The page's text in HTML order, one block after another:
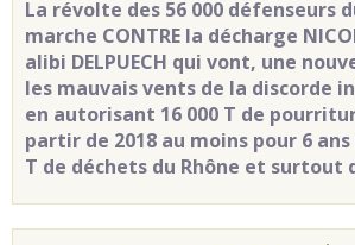
La révolte des 56 000 défenseurs
marche CONTRE la décharge
alibi DELPUECH qui vont, une
les mauvais vents de la discorde
en autorisant 16 000 T de
partir de 2018 au moins pour 6 ans
T de déchets du Rhône et surtout